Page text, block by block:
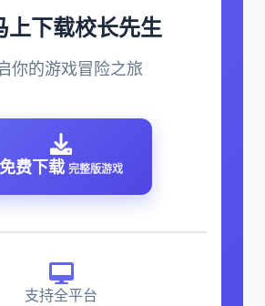
上下载校长先生
你的游戏冒险之旅
免费下载 完整版游戏
支持全平台